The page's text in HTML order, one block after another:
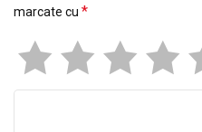
marcate cu *